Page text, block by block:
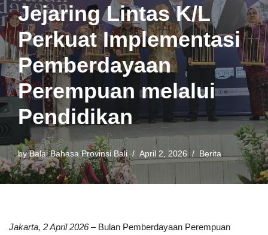
Jejaring Lintas K/L
Perkuat Implementasi
Pemberdayaan
Perempuan melalui
Pendidikan
byBalai Bahasa Provinsi Bali April 2, 2026 Berita
Jakarta, 2 April 2026– Bulan Pemberdayaan Perempuan